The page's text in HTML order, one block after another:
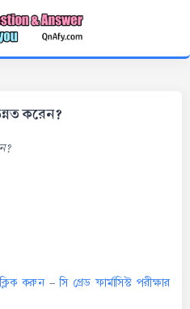
করেন?
করুন-সি গ্রেড ফার্মাসিস্ট পরীক্ষার